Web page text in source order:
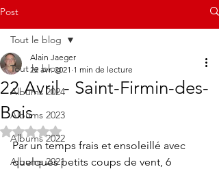
Post
Tout le blog
Albums 2024
Albums 2023
Albums 2022
Albums 2021
Tout le blog
22 Avril - Saint-Firmin-des-
Bois
Alain Jaeger
22 avr. 2021 1 min de lecture
Noté NaN étoiles sur 5.
Par un temps frais et ensoleillé avec
quelques petits coups de vent, 6